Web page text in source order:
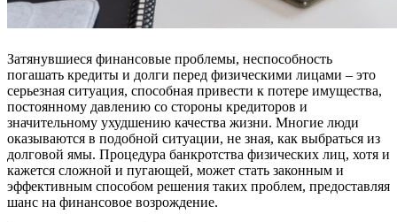
Затянувшиеся финансовые проблемы, неспособность
погашать кредиты и долги перед физическими лицами – это
серьезная ситуация, способная привести к потере имущества,
постоянному давлению со стороны кредиторов и
значительному ухудшению качества жизни. Многие люди
оказываются в подобной ситуации, не зная, как выбраться из
долговой ямы. Процедура банкротства физических лиц, хотя и
кажется сложной и пугающей, может стать законным и
эффективным способом решения таких проблем, предоставляя
шанс на финансовое возрождение.